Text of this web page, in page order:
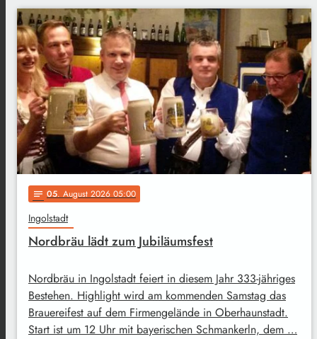
notes 05. August 2026 05:00
Ingolstadt
Nordbräu lädt zum Jubiläumsfest
Nordbräu in Ingolstadt feiert in diesem Jahr 333-jähriges
Bestehen. Highlight wird am kommenden Samstag das
Brauereifest auf dem Firmengelände in Oberhaunstadt.
Start ist um 12 Uhr mit bayerischen Schmankerln, dem …